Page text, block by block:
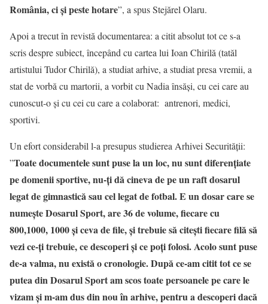
România, ci și peste hotare”, a spus Stejărel Olaru.
Apoi a trecut în revistă documentarea: a citit absolut tot ce s-a
scris despre subiect, începând cu cartea lui Ioan Chirilă (tatăl
artistului Tudor Chirilă), a studiat arhive, a studiat presa vremii, a
stat de vorbă cu martorii, a vorbit cu Nadia însăși, cu cei care au
cunoscut-o și cu cei cu care a colaborat: antrenori, medici,
sportivi.
Un efort considerabil l-a presupus studierea Arhivei Securității:
”Toate documentele sunt puse la un loc, nu sunt diferențiate
pe domenii sportive, nu-ți dă cineva de pe un raft dosarul
legat de gimnastică sau cel legat de fotbal. E un dosar care se
numește Dosarul Sport, are 36 de volume, fiecare cu
800,1000, 1000 și ceva de file, și trebuie să citești fiecare filă să
vezi ce-ți trebuie, ce descoperi și ce poți folosi. Acolo sunt puse
de-a valma, nu există o cronologie. După ce-am citit tot ce se
putea din Dosarul Sport am scos toate persoanele pe care le
vizam și m-am dus din nou în arhive, pentru a descoperi dacă